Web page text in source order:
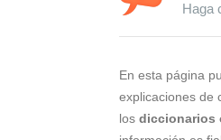
Haga
En esta página
explicaciones de
los diccionarios